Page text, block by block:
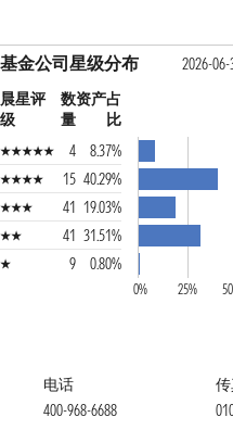
基金公司星级分布
2026-06-
晨星评
级
数
量
资产占
比
4
8.37%
15 40.29%
41 19.03%
41 31.51%
9
0.80%
0% 25%
电话
400-968-6688